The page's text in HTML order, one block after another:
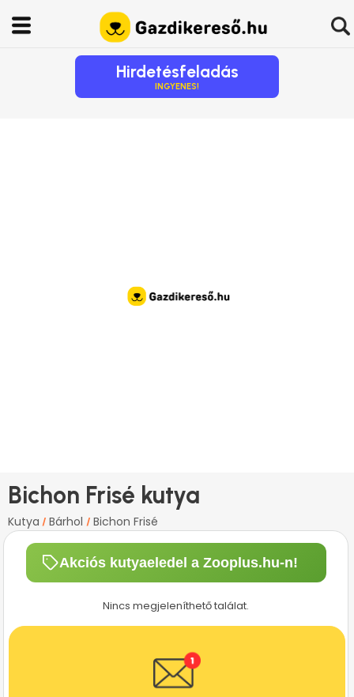
Hirdetésfeladás
INGYENES!
Bichon Frisé kutya
Kutya / Bárhol / Bichon Frisé
Akciós kutyaeledel a Zooplus.hu-n!
Nincs megjeleníthető találat.